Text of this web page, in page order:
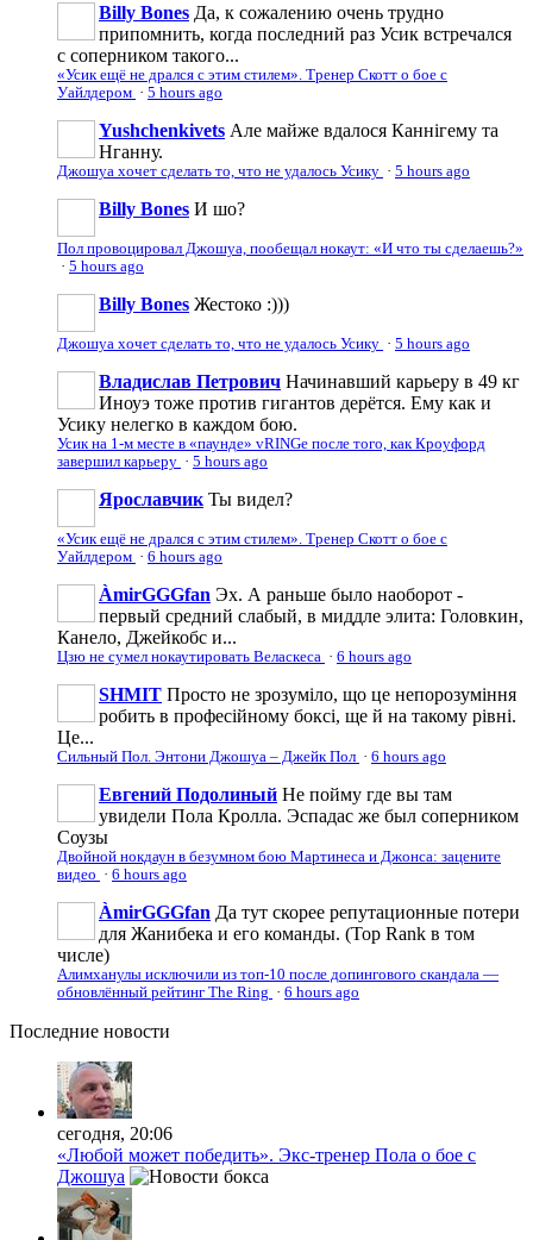
Billy Bones Да, к сожалению очень трудно
припомнить, когда последний раз Усик встречался
с соперником такого...
«Усик ещё не дрался с этим стилем». Тренер Скотт о бое с
Уайлдером · 5 hours ago
Yushchenkivets Але майже вдалося Каннігему та
Нганну.
Джошуа хочет сделать то, что не удалось Усику · 5 hours ago
Billy Bones И шо?
Пол провоцировал Джошуа, пообещал нокаут: «И что ты сделаешь?»
· 5 hours ago
Billy Bones Жестоко :)))
Джошуа хочет сделать то, что не удалось Усику · 5 hours ago
Владислав Петрович Начинавший карьеру в 49 кг
Иноуэ тоже против гигантов дерётся. Ему как и
Усику нелегко в каждом бою.
Усик на 1-м месте в «паунде» vRINGe после того, как Кроуфорд
завершил карьеру · 5 hours ago
Ярославчик Ты видел?
«Усик ещё не дрался с этим стилем». Тренер Скотт о бое с
Уайлдером · 6 hours ago
ÀmirGGGfan Эх. А раньше было наоборот -
первый средний слабый, в миддле элита: Головкин,
Канело, Джейкобс и...
Цзю не сумел нокаутировать Веласкеса · 6 hours ago
SHMIT Просто не зрозуміло, що це непорозуміння
робить в професійному боксі, ще й на такому рівні.
Це...
Сильный Пол. Энтони Джошуа – Джейк Пол · 6 hours ago
Евгений Подолиный Не пойму где вы там
увидели Пола Кролла. Эспадас же был соперником
Соузы
Двойной нокдаун в безумном бою Мартинеса и Джонса: зацените
видео · 6 hours ago
ÀmirGGGfan Да тут скорее репутационные потери
для Жанибека и его команды. (Top Rank в том
числе)
Алимханулы исключили из топ-10 после допингового скандала —
обновлённый рейтинг The Ring · 6 hours ago
Последние новости
сегодня, 20:06
«Любой может победить». Экс-тренер Пола о бое с
Джошуа